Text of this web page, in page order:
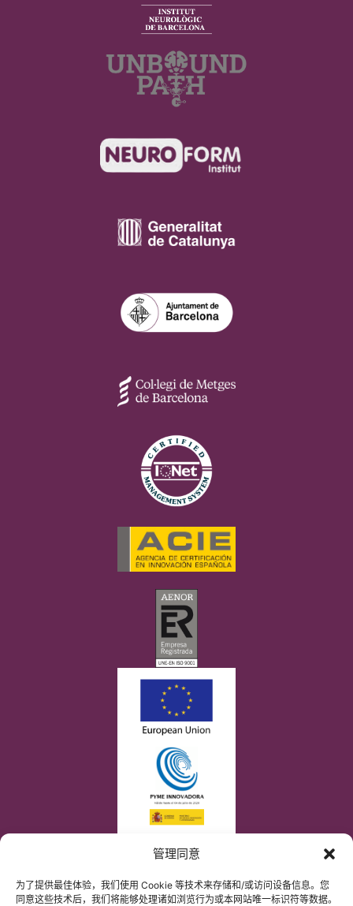
管理同意
为了提供最佳体验，我们使用 Cookie 等技术来存储和/或访问设备信息。您
同意这些技术后，我们将能够处理诸如浏览行为或本网站唯一标识符等数据。